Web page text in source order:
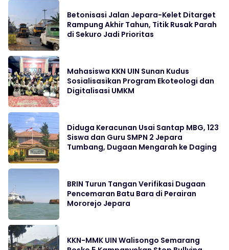
Betonisasi Jalan Jepara-Kelet Ditarget
Rampung Akhir Tahun, Titik Rusak Parah
di Sekuro Jadi Prioritas
Mahasiswa KKN UIN Sunan Kudus
Sosialisasikan Program Ekoteologi dan
Digitalisasi UMKM
Diduga Keracunan Usai Santap MBG, 123
Siswa dan Guru SMPN 2 Jepara
Tumbang, Dugaan Mengarah ke Daging
BRIN Turun Tangan Verifikasi Dugaan
Pencemaran Batu Bara di Perairan
Mororejo Jepara
KKN-MMK UIN Walisongo Semarang